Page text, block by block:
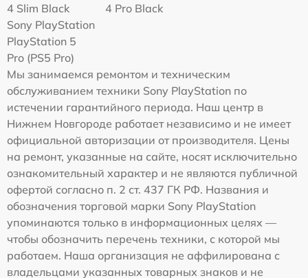
4 Slim Black
4 Pro Black
Sony PlayStation
PlayStation 5
Pro (PS5 Pro)
Мы занимаемся ремонтом и техническим
обслуживанием техники Sony PlayStation по
истечении гарантийного периода. Наш центр в
Нижнем Новгороде работает независимо и не имеет
официальной авторизации от производителя. Цены
на ремонт, указанные на сайте, носят исключительно
ознакомительный характер и не являются публичной
офертой согласно п. 2 ст. 437 ГК РФ. Названия и
обозначения торговой марки Sony PlayStation
упоминаются только в информационных целях —
чтобы обозначить перечень техники, с которой мы
работаем. Наша организация не аффилирована с
владельцами указанных товарных знаков и не